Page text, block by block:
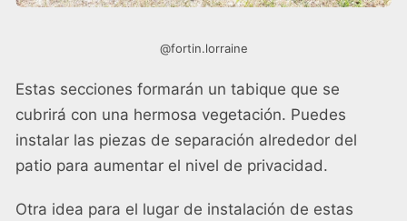
@fortin.lorraine
Estas secciones formarán un tabique que se
cubrirá con una hermosa vegetación. Puedes
instalar las piezas de separación alrededor del
patio para aumentar el nivel de privacidad.
Otra idea para el lugar de instalación de estas